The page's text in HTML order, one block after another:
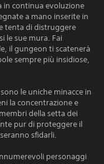
in continua evoluzione
a mano inserite in
tenta di distruggere
le sue mura. Fai
il gungeon ti scatenerà
sempre più insidiose,
le uniche minacce in
la concentrazione e
della setta dei
pur di proteggere il
sfidarli.
personaggi